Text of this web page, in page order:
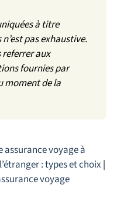
à titre
pas exhaustive.
referrer aux
fournies par
moment de la
voyage à
: types et choix |
voyage